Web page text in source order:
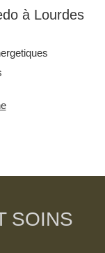
à Lourdes
SOINS